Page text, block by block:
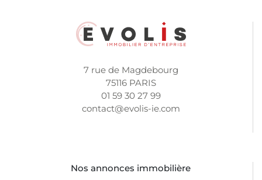
7 rue de Magdebourg
75116 PARIS
01 59 30 27 99
contact@evolis-ie.com
Nos annonces immobilière